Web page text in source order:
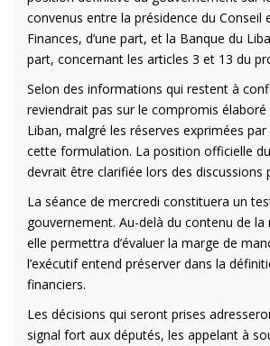
convenus entre la présidence du Conseil
Finances, d’une part, et la Banque du
part, concernant les articles 3 et 13 du
Selon des informations qui restent à
reviendrait pas sur le compromis élaboré
Liban, malgré les réserves exprimées par
cette formulation. La position officielle
devrait être clarifiée lors des discussions
La séance de mercredi constituera un
gouvernement. Au-delà du contenu de
elle permettra d’évaluer la marge de
l’exécutif entend préserver dans la
financiers.
Les décisions qui seront prises
signal fort aux députés, les appelant à